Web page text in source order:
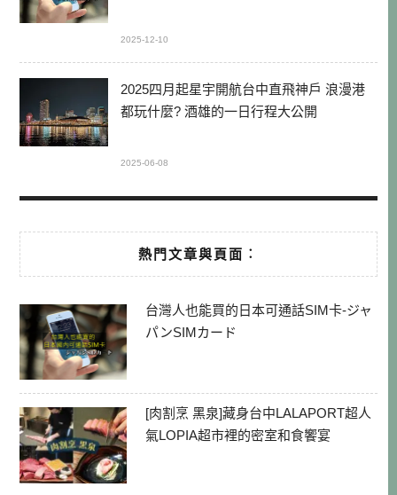
2025-12-10
2025四月起星宇開航台中直飛神戶 浪漫港
都玩什麼? 酒雄的一日行程大公開
2025-06-08
熱門文章與頁面︰
台灣人也能買的日本可通話SIM卡-ジャ
パンSIMカード
[肉割烹 黑泉]藏身台中LALAPORT超人
氣LOPIA超市裡的密室和食饗宴